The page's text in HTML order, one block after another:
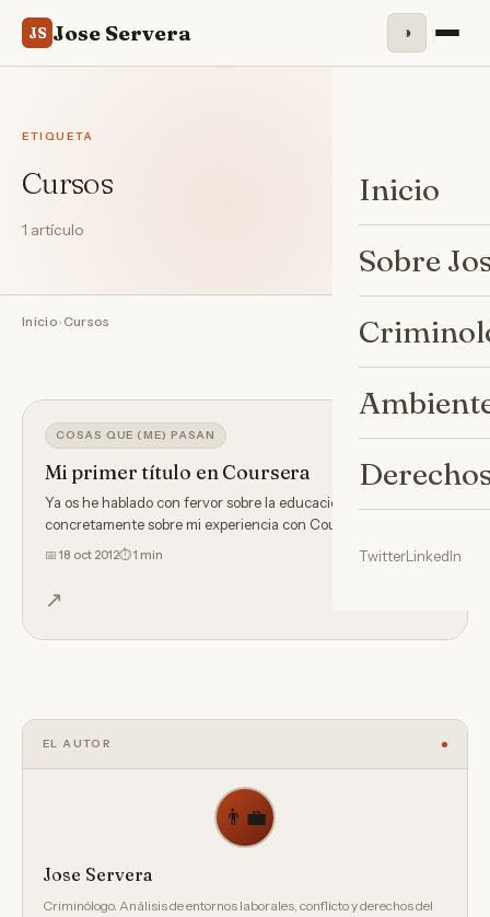
JS Jose Servera ◑
Inicio
Sobre
TwitterLinkedIn
ETIQUETA
Cursos
1 artículo
Inicio›Cursos
COSAS QUE (ME) PASAN
Mi primer título en Coursera
Ya os he hablado con fervor sobre la educación online, y
concretamente sobre mi experiencia con Coursera, además
📅 18 oct 2012⏱ 1 min
↗
EL AUTOR
👨‍💼
Jose Servera
Criminólogo. Análisis de entornos laborales, conflicto y derechos del